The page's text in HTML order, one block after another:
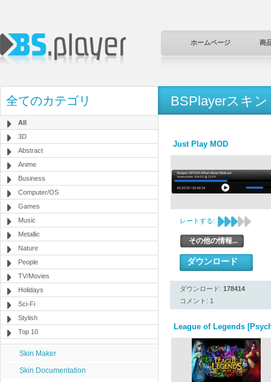
ホームページ 商
全てのカテゴリ
All
3D
Abstract
Anime
Business
Computer/OS
Games
Music
Metallic
Nature
People
TV/Movies
Holidays
Sci-Fi
Stylish
Top 10
Skin Maker
Skin Documentation
BSPlayerスキン
Just Play MOD
レートする:
その他の情報...
ダウンロード
ダウンロード: 178414
コメント: 1
League of Legends